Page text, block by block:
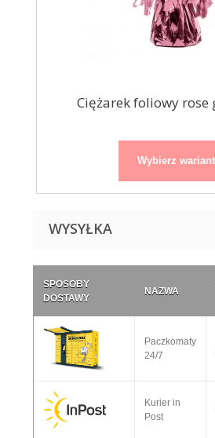
Ciężarek foliowy rose
Wybierz wariant
WYSYŁKA
SPOSOBY
DOSTAWY
NAZWA
Paczkomaty
24/7
Kurier in
Post